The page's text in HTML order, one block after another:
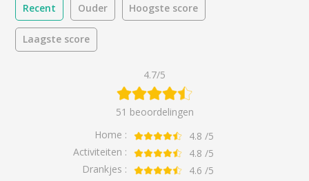
Recent Ouder Hoogste score
Laagste score
4.7/5
51 beoordelingen
Home :
4.8 /5
Activiteiten :
4.8 /5
Drankjes :
4.6 /5